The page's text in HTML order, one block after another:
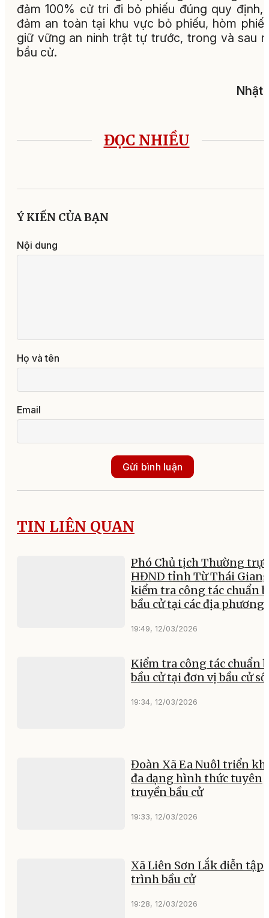
đảm 100% cử tri đi bỏ phiếu đúng quy định,
đảm an toàn tại khu vực bỏ phiếu, hòm
giữ vững an ninh trật tự trước, trong và sau
bầu cử.
Nhật
ĐỌC NHIỀU
Ý KIẾN CỦA BẠN
Nội dung
Họ và tên
Email
Gửi bình luận
TIN LIÊN QUAN
Phó Chủ tịch Thường trực
HĐND tỉnh Từ Thái
kiểm tra công tác chuẩn
bầu cử tại các địa phương
19:49, 12/03/2026
Kiểm tra công tác chuẩn
bầu cử tại đơn vị bầu cử số
19:34, 12/03/2026
Đoàn Xã Ea Nuôl triển
đa dạng hình thức tuyên
truyền bầu cử
19:33, 12/03/2026
Xã Liên Sơn Lắk diễn tập
trình bầu cử
19:28, 12/03/2026